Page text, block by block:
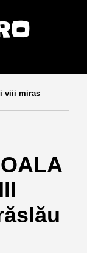
viii miras